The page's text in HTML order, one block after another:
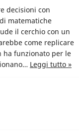
decisioni con
matematiche
il cerchio con un
come replicare
ha funzionato per le
Leggi tutto »